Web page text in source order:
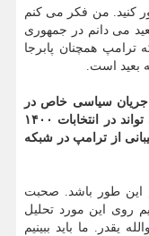
کنید. من فکر می کنم
می دانم در جمهوری
ترامپ همچنان پابرجا
بعید است.
سیاسی خاص در
کشور ما معتقد بود که اگر ترامپ بماند می تواند در انتخابات ۱۴۰۰
از ترامپ در شبکه
این طور باشد. صحبت
روی این مورد تحلیل
یقدر. ما باید ببینیم